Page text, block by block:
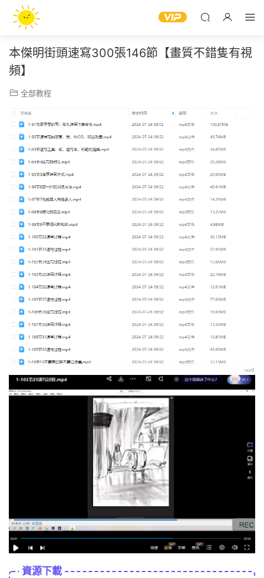
本傑明街頭速寫300張146節【畫質不錯隻有視
頻】
全部教程
資源下載